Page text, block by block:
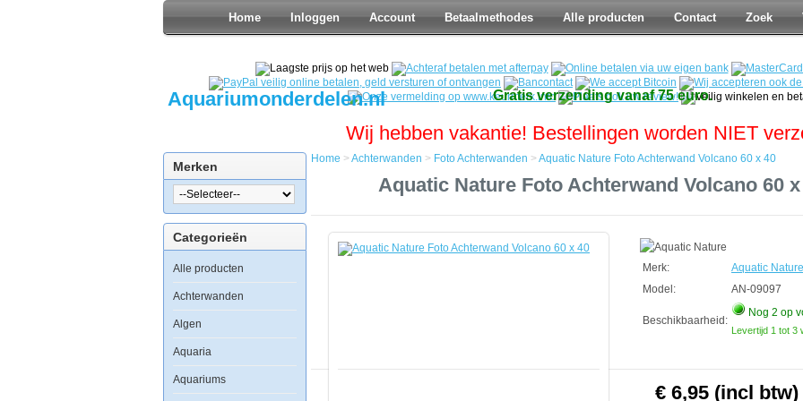
Home Inloggen Account Betaalmethodes Alle producten Contact Zoek
Aquariumonderdelen.nl Gratis verzending vanaf 75 euro.
Wij hebben vakantie! Bestellingen worden NIET
Merken
Categorieën
Alle producten
Achterwanden
Algen
Aquaria
Aquariums
Achterwanden
Aquatic
Nature
Home > Achterwanden > Foto Achterwanden > Aquatic Nature Foto Achterwand Volcano 60 x 40
Aquatic Nature Foto Achterwand Volcano 60 x
Merk:
Aquatic Nature
Model:
AN-09097
Beschikbaarheid:
Nog 2 op
Levertijd 1 tot 3
€ 6,95 (incl btw)